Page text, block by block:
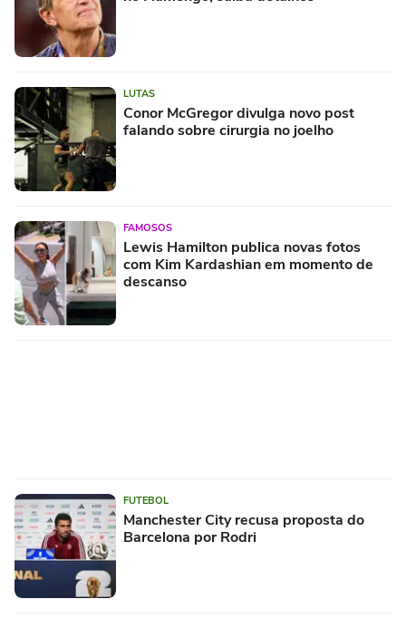
LUTAS
Conor McGregor divulga novo post
falando sobre cirurgia no joelho
FAMOSOS
Lewis Hamilton publica novas fotos
com Kim Kardashian em momento de
descanso
FUTEBOL
Manchester City recusa proposta do
Barcelona por Rodri